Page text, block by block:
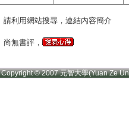
請利用網站搜尋，連結內容簡介
尚無書評，
Copyright © 2007 元智大學(Yuan Ze